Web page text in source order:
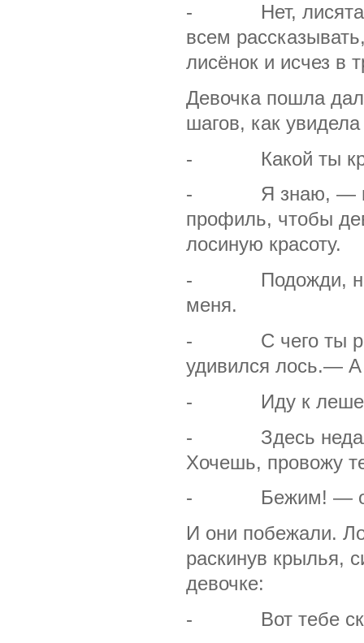
- Нет, лисятам
всем
лисёнок и исчез в
Девочка пошла
шагов, как
- Какой ты
- Я знаю, —
профиль, чтобы
лосиную красоту.
- Подожди, не
меня.
- С чего ты
удивился лось.—
- Иду к лешему
- Здесь
Хочешь, провожу
- Бежим! —
И они побежали.
раскинув крылья,
девочке:
- Вот тебе